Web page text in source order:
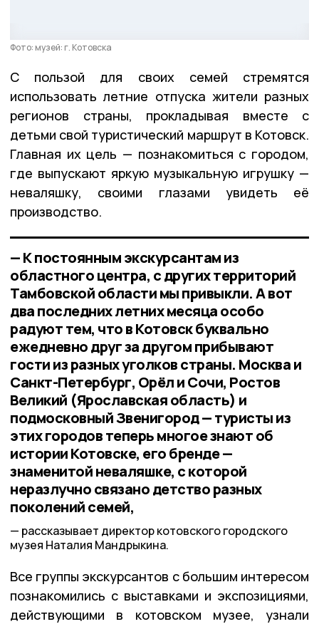
Фото: музей: г. Котовска
С пользой для своих семей стремятся
использовать летние отпуска жители разных
регионов страны, прокладывая вместе с
детьми свой туристический маршрут в Котовск.
Главная их цель — познакомиться с городом,
где выпускают яркую музыкальную игрушку —
неваляшку, своими глазами увидеть её
производство.
— К постоянным экскурсантам из
областного центра, с других территорий
Тамбовской области мы привыкли. А вот
два последних летних месяца особо
радуют тем, что в Котовск буквально
ежедневно друг за другом прибывают
гости из разных уголков страны. Москва и
Санкт-Петербург, Орёл и Сочи, Ростов
Великий (Ярославская область) и
подмосковный Звенигород — туристы из
этих городов теперь многое знают об
истории Котовске, его бренде —
знаменитой неваляшке, с которой
неразлучно связано детство разных
поколений семей,
рассказывает директор котовского городского
музея Наталия Мандрыкина.
Все группы экскурсантов с большим интересом
познакомились с выставками и экспозициями,
действующими в котовском музее, узнали